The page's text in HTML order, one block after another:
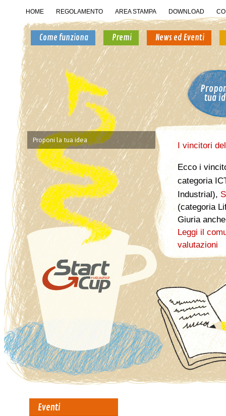
HOME REGOLAMENTO AREA STAMPA DOWNLOAD
Come funziona Premi News ed Eventi
tua
I vincitori
Ecco i
categoria
Industrial),
(categoria
Giuria
Leggi il
valutazioni
Proponi la tua idea
Eventi